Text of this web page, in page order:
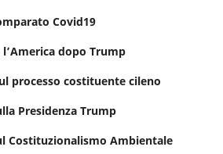
Covid19
dopo Trump
processo costituente cileno
Presidenza Trump
Costituzionalismo Ambientale